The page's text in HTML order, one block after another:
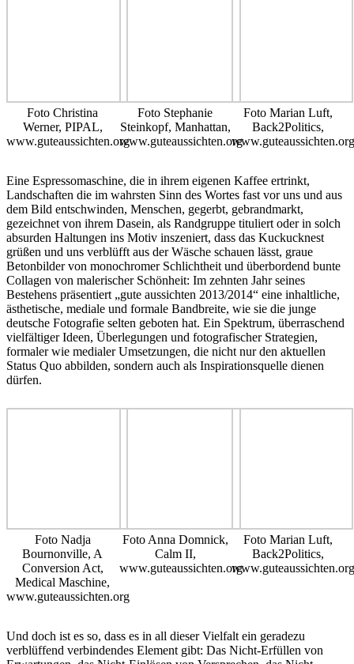
Foto Christina
Werner, PIPAL,
www.guteaussichten.org
Foto Stephanie
Steinkopf, Manhattan,
www.guteaussichten.org
Foto Marian Luft,
Back2Politics,
Eine Espressomaschine, die in ihrem eigenen Kaffee ertrinkt,
Landschaften die im wahrsten Sinn des Wortes fast vor uns und aus
dem Bild entschwinden, Menschen, gegerbt, gebrandmarkt,
gezeichnet von ihrem Dasein, als Randgruppe tituliert oder in solch
absurden Haltungen ins Motiv inszeniert, dass das Kuckucknest
grüßen und uns verblüfft aus der Wäsche schauen lässt, graue
Betonbilder von monochromer Schlichtheit und überbordend bunte
Collagen von malerischer Schönheit: Im zehnten Jahr seines
Bestehens präsentiert „gute aussichten 2013/2014“ eine inhaltliche,
ästhetische, mediale und formale Bandbreite, wie sie die junge
deutsche Fotografie selten geboten hat. Ein Spektrum, überraschend
vielfältiger Ideen, Überlegungen und fotografischer Strategien,
formaler wie medialer Umsetzungen, die nicht nur den aktuellen
Status Quo abbilden, sondern auch als Inspirationsquelle dienen
dürfen.
Foto Nadja
Bournonville, A
Conversion Act,
Medical Maschine,
www.guteaussichten.org
Foto Anna Domnick,
Calm II,
www.guteaussichten.org
Foto Marian Luft,
Back2Politics,
Und doch ist es so, dass es in all dieser Vielfalt ein geradezu
verblüffend verbindendes Element gibt: Das Nicht-Erfüllen von